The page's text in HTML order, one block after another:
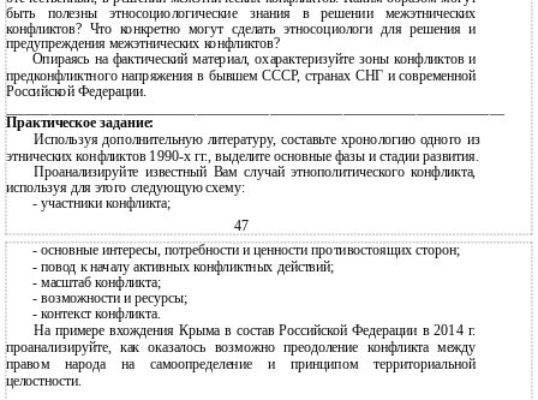
быть полезны этносоциологические знания в решении межэтнических
конфликтов? Что конкретно могут сделать этносоциологи для решения и
предупреждения межэтнических конфликтов?
Опираясь на фактический материал, охарактеризуйте зоны конфликтов и
предконфликтного напряжения в бывшем СССР, странах СНГ и современной
Российской Федерации.
____________________________________________________________________
Практическое задание:
Используя дополнительную литературу, составьте хронологию одного из
этнических конфликтов 1990-х гг., выделите основные фазы и стадии развития.
Проанализируйте известный Вам случай этнополитического конфликта,
используя для этого следующую схему:
- участники конфликта;
47
- основные интересы, потребности и ценности противостоящих сторон;
- повод к началу активных конфликтных действий;
- масштаб конфликта;
- возможности и ресурсы;
- контекст конфликта.
На примере вхождения Крыма в состав Российской Федерации в 2014 г.
проанализируйте, как оказалось возможно преодоление конфликта между
правом народа на самоопределение и принципом территориальной
целостности.